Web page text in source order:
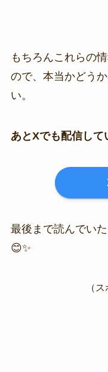
もちろんこれらの
ので、本当かどう
い。
あとXでも配信して
最後まで読んでい
😊✨
（